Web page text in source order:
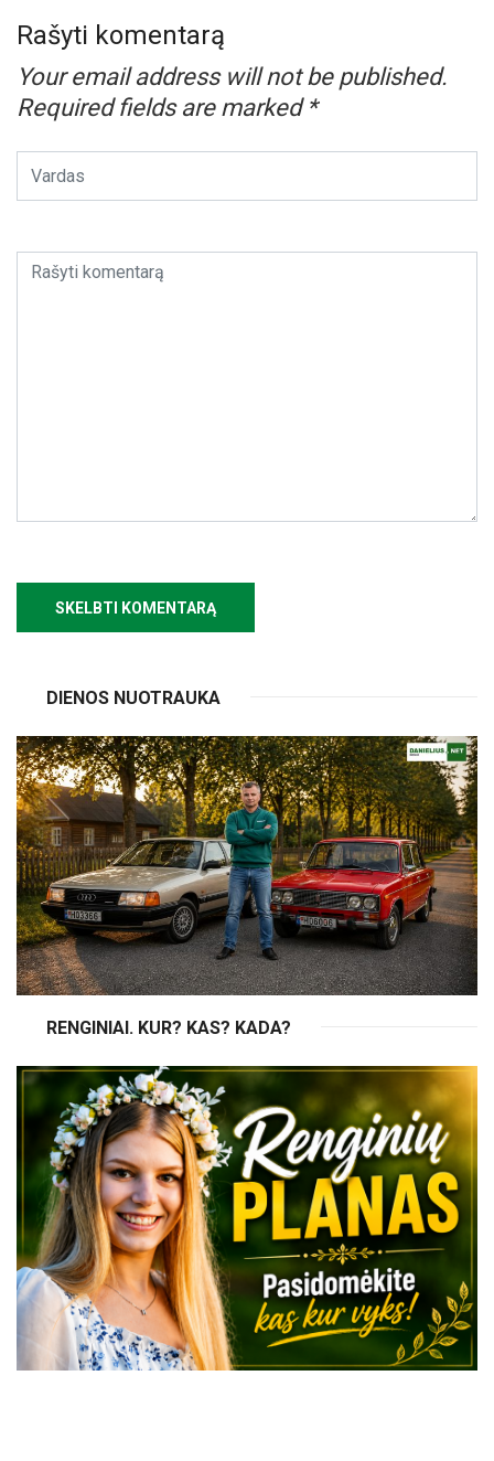
Rašyti komentarą
Your email address will not be published.
Required fields are marked *
DIENOS NUOTRAUKA
RENGINIAI. KUR? KAS? KADA?